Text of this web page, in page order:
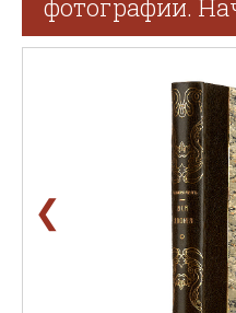
фотографии.
❮